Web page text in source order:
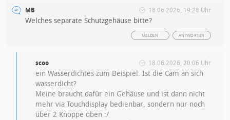
MB 18.06.2026, 19:28 Uhr
Welches separate Schutzgehäuse bitte?
ANTWORTEN
MELDEN
scoo 18.06.2026, 20:06 Uhr
ein Wasserdichtes zum Beispiel. Ist die Cam an sich
wasserdicht?
Meine braucht dafür ein Gehäuse und ist dann nicht
mehr via Touchdisplay bedienbar, sondern nur noch
über 2 Knöppe oben :/